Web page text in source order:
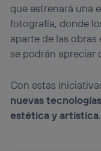
que estrenará una
fotografía, donde
aparte de las obras
se podrán apreciar
Con estas
nuevas
estética y artística.